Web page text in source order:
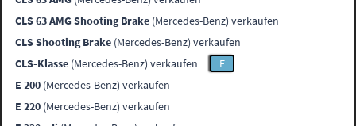
CLS 63 AMG Shooting Brake (Mercedes-Benz) verkaufen
CLS Shooting Brake (Mercedes-Benz) verkaufen
CLS-Klasse (Mercedes-Benz) verkaufen
E
E 200 (Mercedes-Benz) verkaufen
E 220 (Mercedes-Benz) verkaufen